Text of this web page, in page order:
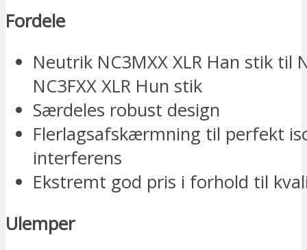
Fordele
Neutrik NC3MXX XLR Han stik til
NC3FXX XLR Hun stik
Særdeles robust design
Flerlagsafskærmning til perfekt
interferens
Ekstremt god pris i forhold til
Ulemper